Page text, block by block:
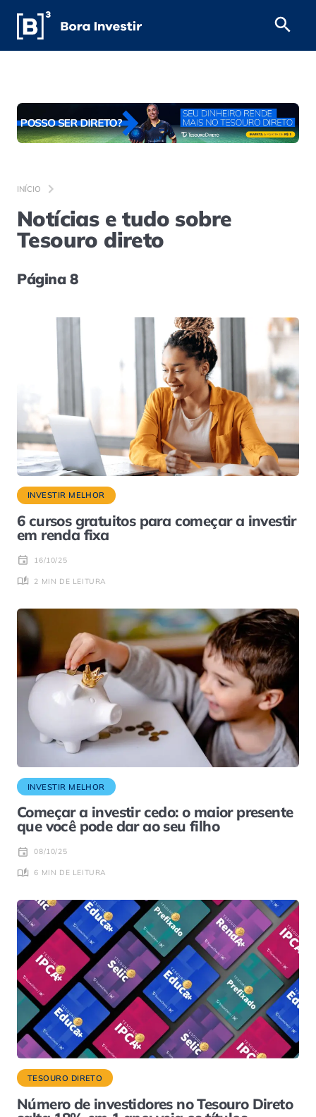
INÍCIO
Notícias e tudo sobre
Tesouro direto
Página 8
INVESTIR MELHOR
6 cursos gratuitos para começar a investir
em renda fixa
16/10/25
2 MIN DE LEITURA
INVESTIR MELHOR
Começar a investir cedo: o maior presente
que você pode dar ao seu filho
08/10/25
6 MIN DE LEITURA
TESOURO DIRETO
Número de investidores no Tesouro Direto